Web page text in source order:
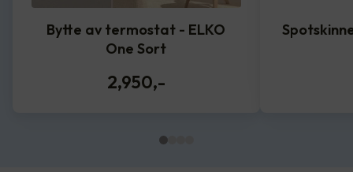
Bytte av termostat - ELKO
One Sort
2,950,-